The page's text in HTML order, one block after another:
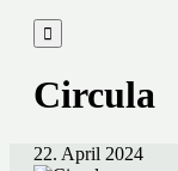

Circula
22. April 2024